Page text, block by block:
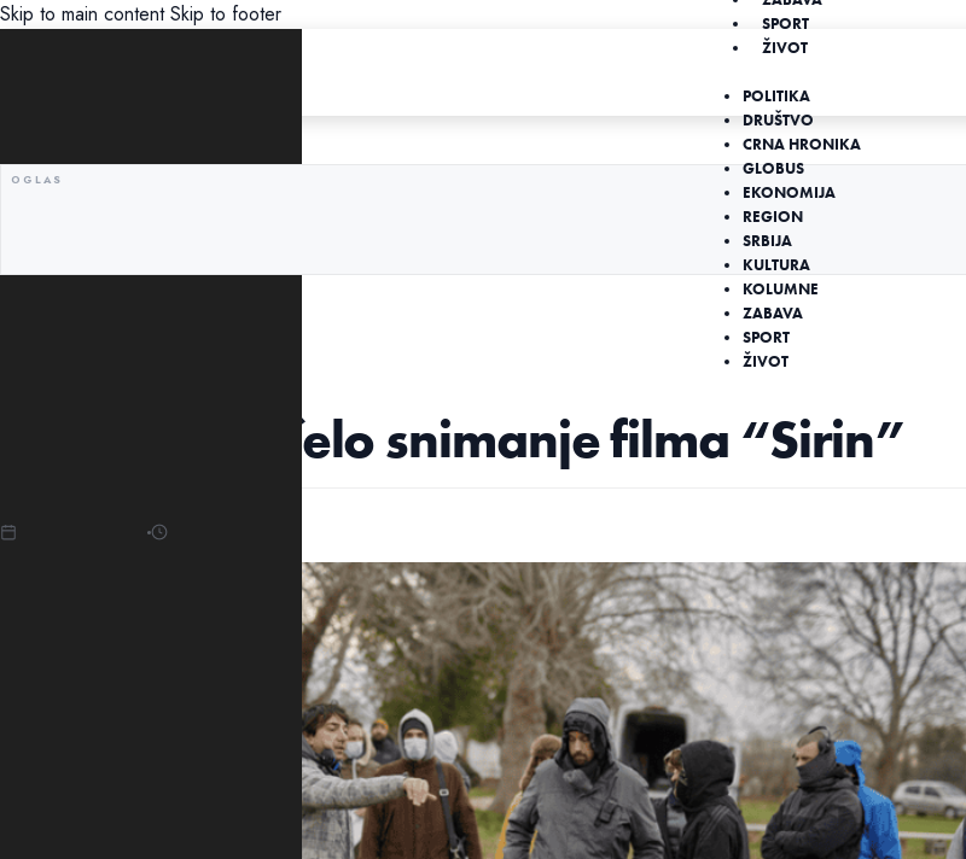
Skip to main content Skip to footer
SPORT
ŽIVOT
POLITIKA
DRUŠTVO
CRNA HRONIKA
GLOBUS
EKONOMIJA
REGION
SRBIJA
KULTURA
KOLUMNE
ZABAVA
SPORT
ŽIVOT
U Ulcinju počelo snimanje filma “Sirin”